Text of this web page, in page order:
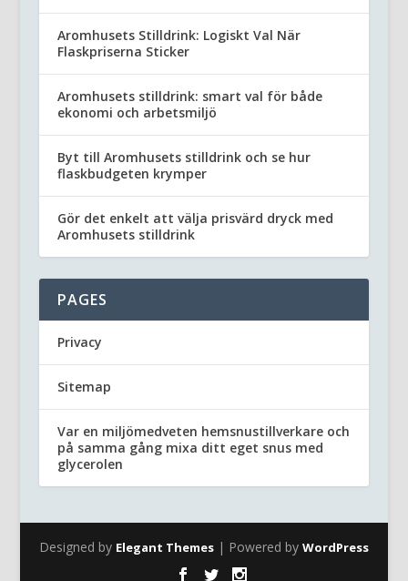
Aromhusets Stilldrink: Logiskt Val När
Flaskpriserna Sticker
Aromhusets stilldrink: smart val för både
ekonomi och arbetsmiljö
Byt till Aromhusets stilldrink och se hur
flaskbudgeten krymper
Gör det enkelt att välja prisvärd dryck med
Aromhusets stilldrink
PAGES
Privacy
Sitemap
Var en miljömedveten hemsnustillverkare och
på samma gång mixa ditt eget snus med
glycerolen
Designed by Elegant Themes| Powered by WordPress